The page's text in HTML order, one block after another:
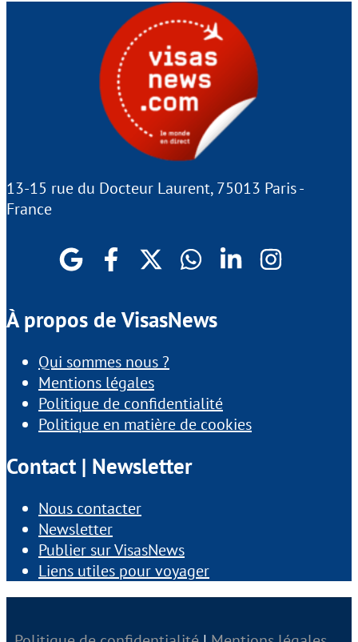
13-15 rue du Docteur Laurent, 75013 Paris -
France
À propos de VisasNews
Qui sommes nous ?
Mentions légales
Politique de confidentialité
Politique en matière de cookies
Contact | Newsletter
Nous contacter
Newsletter
Publier sur VisasNews
Liens utiles pour voyager